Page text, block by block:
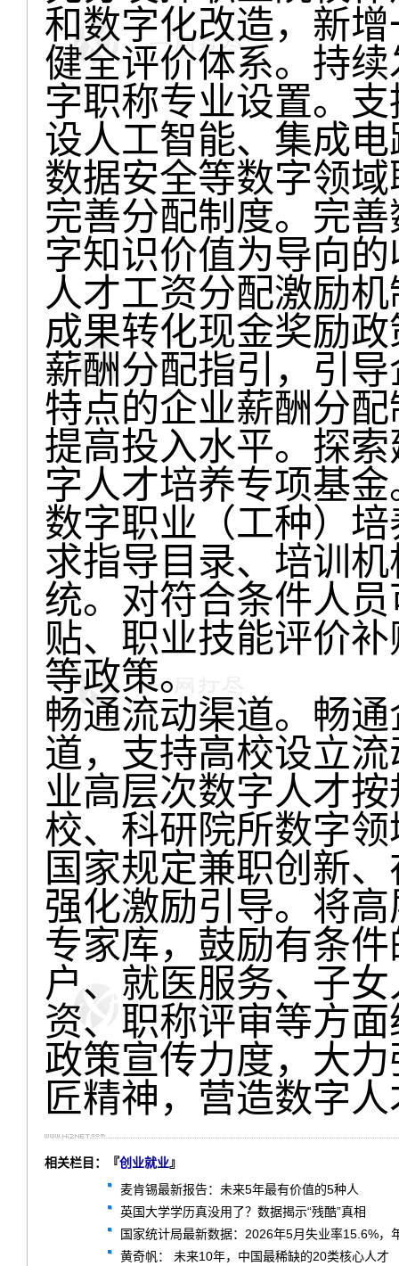
和数字化改造，新
健全评价体系。持
字职称专业设置。
设人工智能、集成
数据安全等数字领
完善分配制度。完
字知识价值为导向
人才工资分配激励
成果转化现金奖励
薪酬分配指引，引
特点的企业薪酬分
提高投入水平。探
字人才培养专项基
数字职业（工种）
求指导目录、培训
统。对符合条件人
贴、职业技能评价
等政策。
畅通流动渠道。畅
道，支持高校设立
业高层次数字人才
校、科研院所数字
国家规定兼职创新
强化激励引导。将
专家库，鼓励有条
户、就医服务、子
资、职称评审等方
政策宣传力度，大
匠精神，营造数字
相关栏目：『创业就业』
麦肯锡最新报告：未来5年最有价值的5种人
英国大学学历真没用了？数据揭示“残酷”真相
国家统计局最新数据：2026年5月失业率15.6%，
黄奇帆： 未来10年，中国最稀缺的20类核心人才